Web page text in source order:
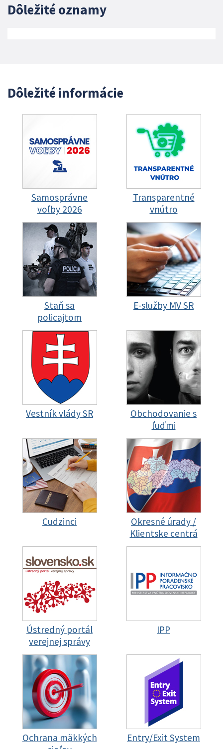
Dôležité oznamy
Dôležité informácie
Samosprávne
voľby 2026
Transparentné
vnútro
Staň sa
policajtom
E-služby MV SR
Vestník vlády SR
Obchodovanie s
ľuďmi
Cudzinci
Okresné úrady /
Klientske centrá
Ústredný portál
verejnej správy
IPP
Ochrana mäkkých
Entry/Exit System